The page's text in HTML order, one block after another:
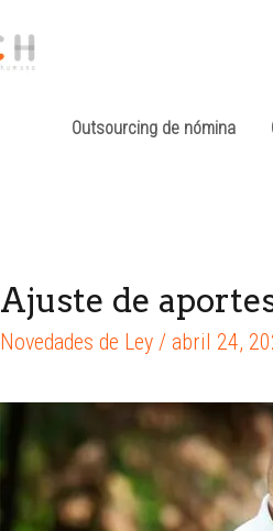
Outsourcing de nómina
Ajuste de
Novedades de Ley / abril 24,